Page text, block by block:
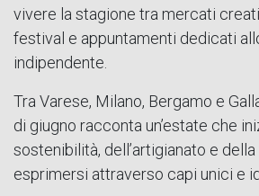
vivere la stagione tra mercati
festival e appuntamenti dedicati
indipendente.
Tra Varese, Milano, Bergamo e
di giugno racconta un’estate che
sostenibilità, dell’artigianato e
esprimersi attraverso capi unici e